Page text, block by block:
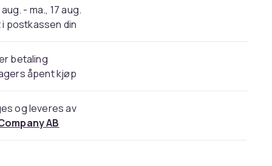
aug. - ma., 17 aug.
postkassen din
betaling
åpent kjøp
og leveres av
AB